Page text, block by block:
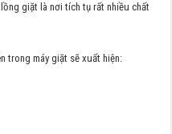
giặt là nơi tích tụ rất nhiều chất
trong máy giặt sẽ xuất hiện: